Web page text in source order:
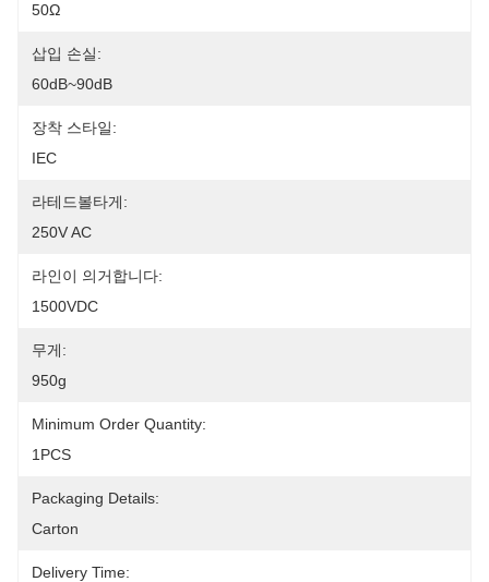
50Ω
삽입 손실:
60dB~90dB
장착 스타일:
IEC
라테드볼타게:
250V AC
라인이 의거합니다:
1500VDC
무게:
950g
Minimum Order Quantity:
1PCS
Packaging Details:
Carton
Delivery Time: